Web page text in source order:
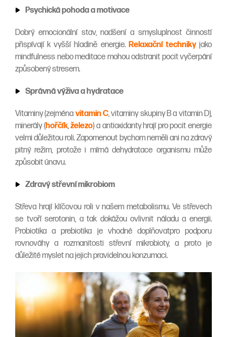
Psychická pohoda a motivace
Dobrý emocionální stav, nadšení a smysluplnost činností
přispívají k vyšší hladině energie. Relaxační technikyjako
mindfulness nebo meditace mohou odstranit pocit vyčerpání
způsobený stresem.
Správná výživa a hydratace
Vitaminy (zejména vitamin C, vitaminy skupiny B a vitamin D),
minerály (hořčík,železo) a antioxidanty hrají pro pocit energie
velmi důležitou roli. Zapomenout bychom neměli ani na zdravý
pitný režim, protože i mírná dehydratace organismu může
způsobit únavu.
Zdravý střevní mikrobiom
Střeva hrají klíčovou roli v našem metabolismu. Ve střevech
se tvoří serotonin, a tak dokážou ovlivnit náladu a energii.
Probiotika a prebiotika je vhodné doplňovatpro podporu
rovnováhy a rozmanitosti střevní mikrobioty, a proto je
důležité myslet na jejich pravidelnou konzumaci.